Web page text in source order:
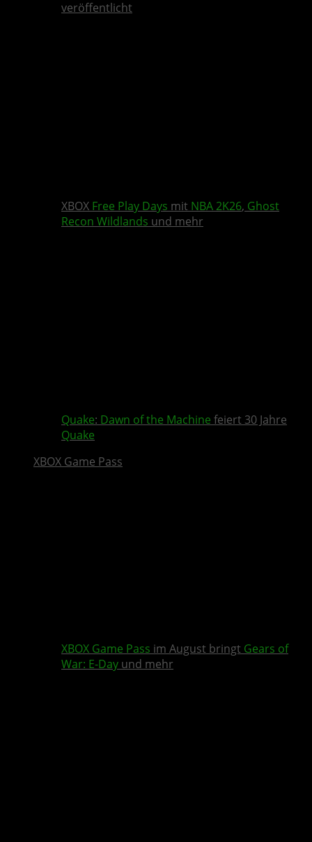
veröffentlicht
XBOX Free Play Days mit NBA 2K26, Ghost
Recon Wildlands und mehr
Quake: Dawn of the Machine feiert 30 Jahre
Quake
XBOX Game Pass
XBOX Game Pass im August bringt Gears of
War: E-Day und mehr